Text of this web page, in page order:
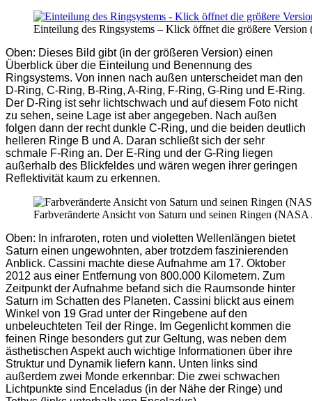
Einteilung des Ringsystems – Klick öffnet die größere
Oben: Dieses Bild gibt (in der größeren Version) einen
Überblick über die Einteilung und Benennung des
Ringsystems. Von innen nach außen unterscheidet man den
D-Ring, C-Ring, B-Ring, A-Ring, F-Ring, G-Ring und E-Ring.
Der D-Ring ist sehr lichtschwach und auf diesem Foto nicht
zu sehen, seine Lage ist aber angegeben. Nach außen
folgen dann der recht dunkle C-Ring, und die beiden deutlich
helleren Ringe B und A. Daran schließt sich der sehr
schmale F-Ring an. Der E-Ring und der G-Ring liegen
außerhalb des Blickfeldes und wären wegen ihrer geringen
Reflektivität kaum zu erkennen.
Farbveränderte Ansicht von Saturn und seinen Ringen
Oben: In infraroten, roten und violetten Wellenlängen bietet
Saturn einen ungewohnten, aber trotzdem faszinierenden
Anblick. Cassini machte diese Aufnahme am 17. Oktober
2012 aus einer Entfernung von 800.000 Kilometern. Zum
Zeitpunkt der Aufnahme befand sich die Raumsonde hinter
Saturn im Schatten des Planeten. Cassini blickt aus einem
Winkel von 19 Grad unter der Ringebene auf den
unbeleuchteten Teil der Ringe. Im Gegenlicht kommen die
feinen Ringe besonders gut zur Geltung, was neben dem
ästhetischen Aspekt auch wichtige Informationen über ihre
Struktur und Dynamik liefern kann. Unten links sind
außerdem zwei Monde erkennbar: Die zwei schwachen
Lichtpunkte sind Enceladus (in der Nähe der Ringe) und